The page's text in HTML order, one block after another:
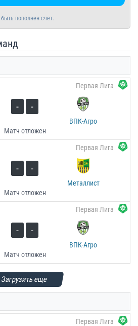
пополнен счет.
Первая Лига
- -
ВПК-Агро
Матч отложен
Первая Лига
- -
Металлист
Матч отложен
Первая Лига
- -
ВПК-Агро
Матч отложен
Загрузить еще
Первая Лига